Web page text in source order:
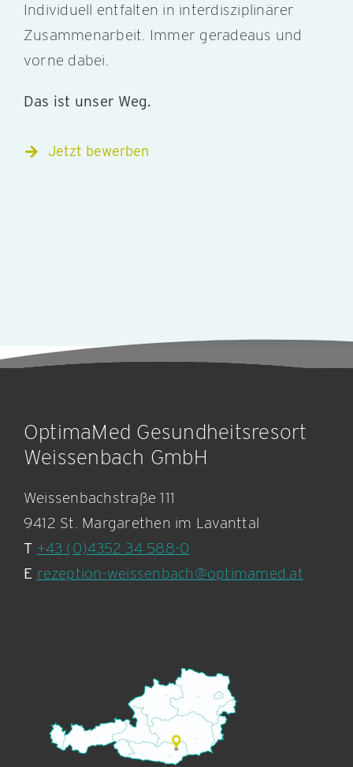
Individuell entfalten in interdisziplinärer
Zusammenarbeit. Immer geradeaus und
vorne dabei.
Das ist unser Weg.
Jetzt bewerben
OptimaMed Gesundheitsresort
Weissenbach GmbH
Weissenbachstraße 111
9412 St. Margarethen im Lavanttal
T +43 (0)4352 34 588-0
E rezeption-weissenbach@optimamed.at